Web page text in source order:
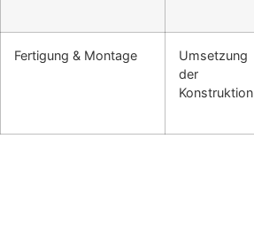
Fertigung & Montage
Umsetzung
der
Konstruktion